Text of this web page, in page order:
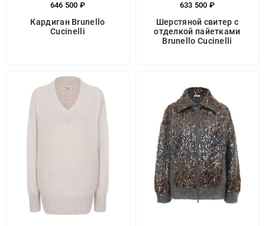
646 500 ₽
Кардиган Brunello
Cucinelli
633 500 ₽
Шерстяной свитер с
отделкой пайетками
Brunello Cucinelli